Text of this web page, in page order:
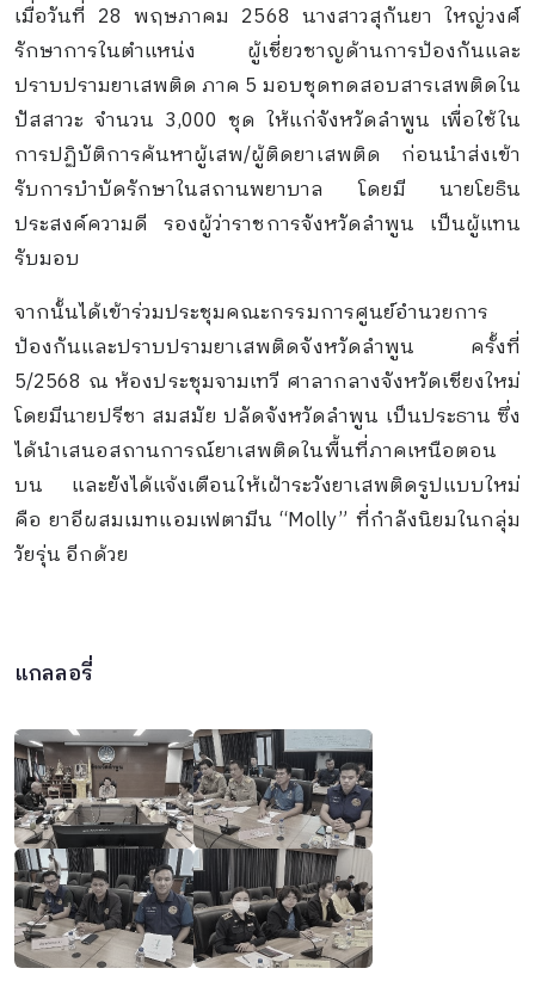
เมื่อวันที่ 28 พฤษภาคม 2568 นางสาวสุกันยา ใหญ่วงศ์
รักษาการในตำแหน่ง ผู้เชี่ยวชาญด้านการป้องกันและ
ปราบปรามยาเสพติด ภาค 5 มอบชุดทดสอบสารเสพติดใน
ปัสสาวะ จำนวน 3,000 ชุด ให้แก่จังหวัดลำพูน เพื่อใช้ใน
การปฏิบัติการค้นหาผู้เสพ/ผู้ติดยาเสพติด ก่อนนำส่งเข้า
รับการบำบัดรักษาในสถานพยาบาล โดยมี นายโยธิน
ประสงค์ความดี รองผู้ว่าราชการจังหวัดลำพูน เป็นผู้แทน
รับมอบ
จากนั้นได้เข้าร่วมประชุมคณะกรรมการศูนย์อำนวยการ
ป้องกันและปราบปรามยาเสพติดจังหวัดลำพูน ครั้งที่
5/2568 ณ ห้องประชุมจามเทวี ศาลากลางจังหวัดเชียงใหม่
โดยมีนายปรีชา สมสมัย ปลัดจังหวัดลำพูน เป็นประธาน ซึ่ง
ได้นำเสนอสถานการณ์ยาเสพติดในพื้นที่ภาคเหนือตอน
บน และยังได้แจ้งเตือนให้เฝ้าระวังยาเสพติดรูปแบบใหม่
คือ ยาอีผสมเมทแอมเฟตามีน “Molly” ที่กำลังนิยมในกลุ่ม
วัยรุ่น อีกด้วย
แกลลอรี่